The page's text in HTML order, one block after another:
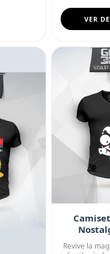
VER
Revive la